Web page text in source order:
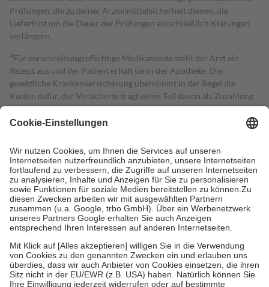
Prüfungen, die zu deiner Arzneimittelsicherheit dienen, die
Lieferfrist um die Dauer der Prüfungen einschließlich Klärungen
verlängern.
4Für verschreibungspflichtige Medikamente stellt der Arzt ein
Rezept aus und der Patient erhält sie in der Apotheke. Die
gesetzliche Krankenversicherung übernimmt in der Regel die
Kosten dafür, der Versicherte trägt einen Teil davon als Zuzahlung
mit.
Grundsätzlich leisten Mitglieder Zuzahlungen in Höhe von zehn
höchstens zehn Euro.
Es sind jedoch nie mehr als die tatsächlichen
Kosten der Leistung zu entrichten.
Diese Regeln gelten grundsätzlich auch für Online-Apotheken.
Bei Heilmitteln und häuslicher Krankenpflege beträgt die
Zuzahlung zehn Prozent der Kosten sowie zehn Euro je
Verordnung.
Um das Engagement der Versicherten für ihre eigene Gesundheit zu
stärken und die besondere Stellung der Familie zu unterstützen,
fallenkeine Zuzahlungenan bei:
• Kindern und Jugendlichen bis zum vollendeten 18. Lebensjahr
mit Ausnahme der Fahrkosten
• Untersuchungen zur Vorsorge und Früherkennung, die von der